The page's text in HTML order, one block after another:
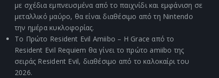
με σχέδια εμπνευσμένα από το παιχνίδι και εμφάνιση σε
μεταλλικό μαύρο, θα είναι διαθέσιμο από τη Nintendo
την ημέρα κυκλοφορίας.
Το Πρώτο Resident Evil Amiibo – Η Grace από το
Resident Evil Requiem θα γίνει το πρώτο amiibo της
σειράς Resident Evil, διαθέσιμο από το καλοκαίρι του
2026.